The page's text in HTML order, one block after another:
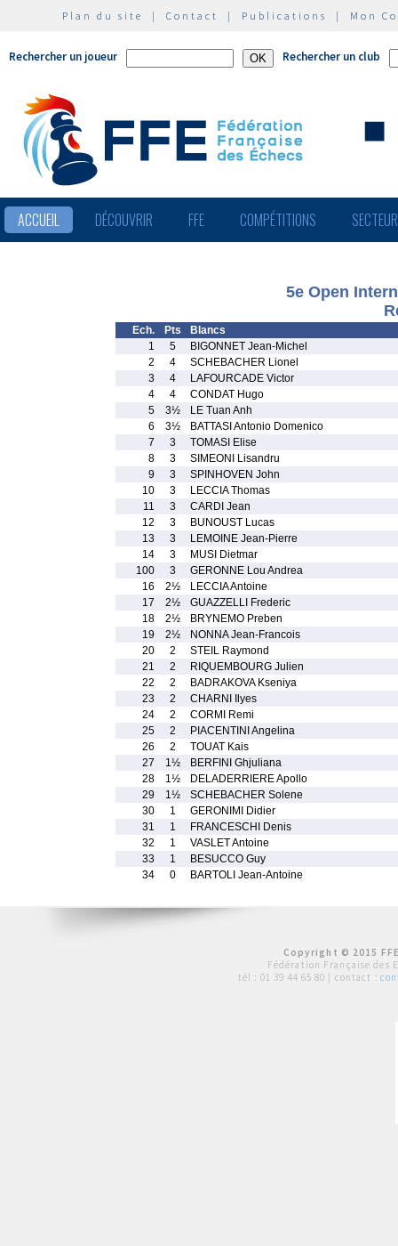
Plan du site | Contact | Publications | Mon
Rechercher un joueur Rechercher un club
ACCUEIL DÉCOUVRIR FFE COMPÉTITIONS
5e Open
Ech. Pts
Blancs
1
5
BIGONNET Jean-Michel
2
4
SCHEBACHER Lionel
3
4
LAFOURCADE Victor
4
4
CONDAT Hugo
5
3½
LE Tuan Anh
6
3½
BATTASI Antonio Domenico
7
3
TOMASI Elise
8
3
SIMEONI Lisandru
9
3
SPINHOVEN John
10
3
LECCIA Thomas
11
3
CARDI Jean
12
3
BUNOUST Lucas
13
3
LEMOINE Jean-Pierre
14
3
MUSI Dietmar
100
3
GERONNE Lou Andrea
16
2½
LECCIA Antoine
17
2½
GUAZZELLI Frederic
18
2½
BRYNEMO Preben
19
2½
NONNA Jean-Francois
20
2
STEIL Raymond
21
2
RIQUEMBOURG Julien
22
2
BADRAKOVA Kseniya
23
2
CHARNI Ilyes
24
2
CORMI Remi
25
2
PIACENTINI Angelina
26
2
TOUAT Kais
27
1½
BERFINI Ghjuliana
28
1½
DELADERRIERE Apollo
29
1½
SCHEBACHER Solene
30
1
GERONIMI Didier
31
1
FRANCESCHI Denis
32
1
VASLET Antoine
33
1
BESUCCO Guy
34
0 BARTOLI Jean-Antoine
Copyright © 2015
Fédération Française des
tél : 01 39 44 65 80 | contact :